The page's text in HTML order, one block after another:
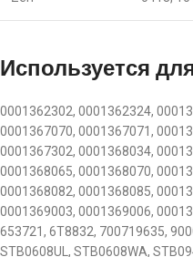
Используется
0001362302, 0001362324,
0001367070, 0001367071,
0001367302, 0001368034,
0001368065, 0001368070,
0001368082, 0001368085,
0001369003, 0001369006,
653721, 6T8832, 700719635,
STB0608UL, STB0608WA,